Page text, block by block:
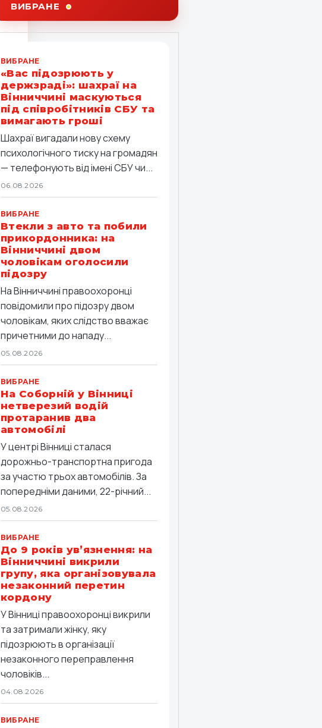
ВИБРАНЕ
ВИБРАНЕ
«Вас підозрюють у
держзраді»: шахраї на
Вінниччині маскуються
під співробітників СБУ та
вимагають гроші
Шахраї вигадали нову схему
психологічного тиску на громадян
— телефонують від імені СБУ чи...
06.08.2026
ВИБРАНЕ
Втекли з авто та побили
прикордонника: на
Вінниччині двом
чоловікам оголосили
підозру
На Вінниччині правоохоронці
повідомили про підозру двом
чоловікам, яких слідство вважає
причетними до нападу...
05.08.2026
ВИБРАНЕ
На Соборній у Вінниці
нетверезий водій
протаранив два
автомобілі
У центрі Вінниці сталася
дорожньо-транспортна пригода
за участю трьох автомобілів. За
попередніми даними, 22-річний...
05.08.2026
ВИБРАНЕ
До 9 років ув’язнення: на
Вінниччині викрили
групу, яка організовувала
незаконний перетин
кордону
У Вінниці правоохоронці викрили
та затримали жінку, яку
підозрюють в організації
незаконного переправлення
чоловіків...
04.08.2026
ВИБРАНЕ